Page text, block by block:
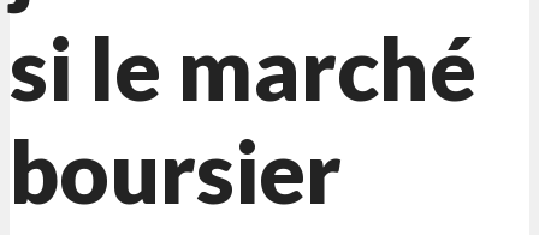
si le marché
boursier